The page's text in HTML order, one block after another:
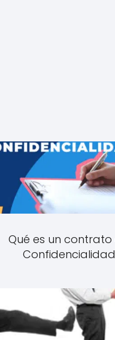
Qué es un contrato
Confidencialidad